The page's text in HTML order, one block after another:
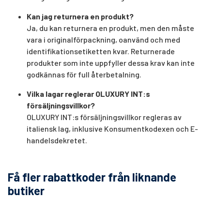
Kan jag returnera en produkt?
Ja, du kan returnera en produkt, men den måste
vara i originalförpackning, oanvänd och med
identifikationsetiketten kvar. Returnerade
produkter som inte uppfyller dessa krav kan inte
godkännas för full återbetalning.
Vilka lagar reglerar OLUXURY INT:s
försäljningsvillkor?
OLUXURY INT:s försäljningsvillkor regleras av
italiensk lag, inklusive Konsumentkodexen och E-
handelsdekretet.
Få fler rabattkoder från liknande
butiker